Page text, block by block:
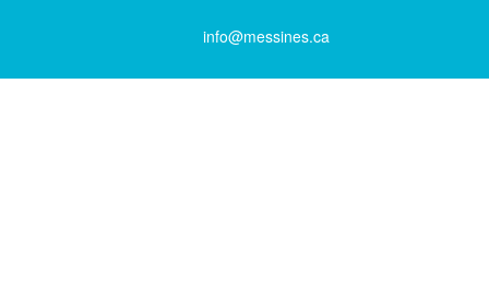
info@messines.ca